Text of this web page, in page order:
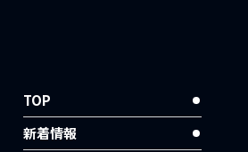
TOP
新着情報